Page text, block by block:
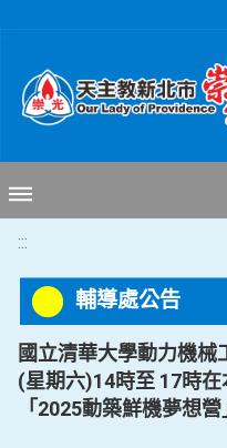
:::
輔導處公告
國立清華大學動力機械
(星期六)14時至 17時
「2025動築鮮機夢想營